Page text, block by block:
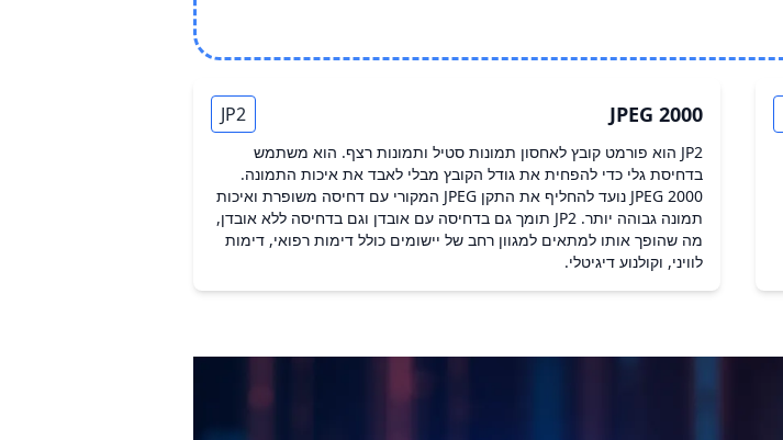
JPEG 2000
JP2
JP2 הוא פורמט קובץ לאחסון תמונות סטיל ותמונות רצף. הוא משתמש
בדחיסת גלי כדי להפחית את גודל הקובץ מבלי לאבד את איכות התמונה.
JPEG 2000 נועד להחליף את התקן JPEG המקורי עם דחיסה משופרת ואיכות
תמונה גבוהה יותר. JP2 תומך גם בדחיסה עם אובדן וגם בדחיסה ללא אובדן,
מה שהופך אותו למתאים למגוון רחב של יישומים כולל דימות רפואי, דימות
לוויני, וקולנוע דיגיטלי.